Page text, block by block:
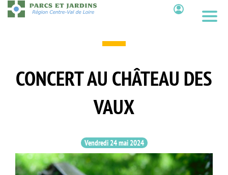
Aller
au
CONCERT AU CHÂTEAU DES
VAUX
Vendredi 24 mai 2024